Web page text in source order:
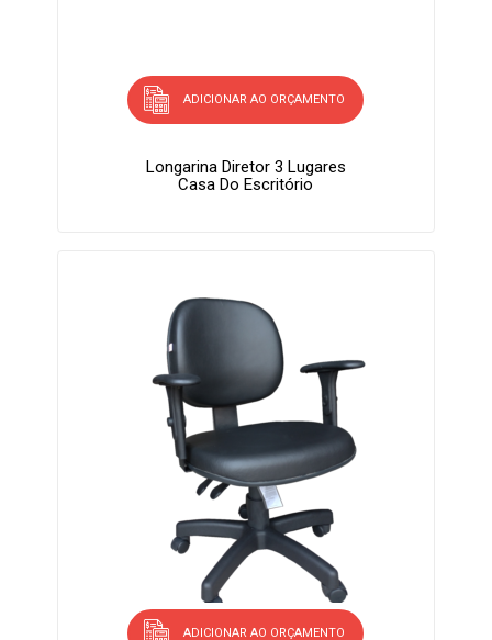
ADICIONAR AO ORÇAMENTO
Longarina Diretor 3 Lugares
Casa Do Escritório
ADICIONAR AO ORÇAMENTO